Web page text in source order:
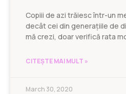
Copiii de azi trăiesc într-un
decât cei din generațiile de
mă crezi, doar verifică rata
CITEȘTE MAI MULT »
March 30, 2020